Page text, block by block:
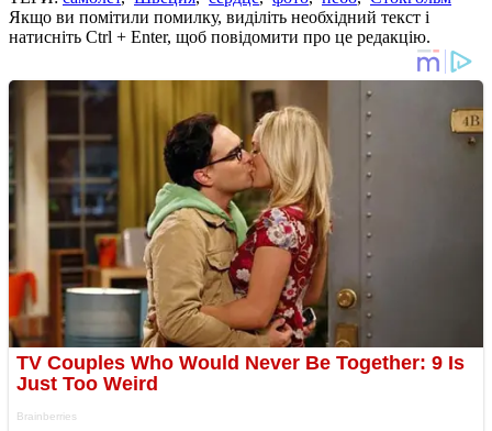
Якщо ви помітили помилку, виділіть необхідний текст і
натисніть Ctrl + Enter, щоб повідомити про це редакцію.